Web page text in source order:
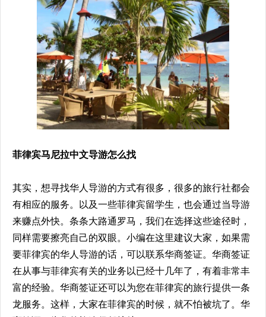
菲律宾马尼拉中文导游怎么找
其实，想寻找华人导游的方式有很多，很多的旅行社都会
有相应的服务。以及一些菲律宾留学生，也会通过当导游
来赚点外快。条条大路通罗马，我们在选择这些途径时，
同样需要擦亮自己的双眼。小编在这里建议大家，如果需
要菲律宾的华人导游的话，可以联系华商签证。华商签证
在从事与菲律宾有关的业务以已经十几年了，有着非常丰
富的经验。华商签证还可以为您在菲律宾的旅行提供一条
龙服务。这样，大家在菲律宾的时候，就不怕被坑了。华